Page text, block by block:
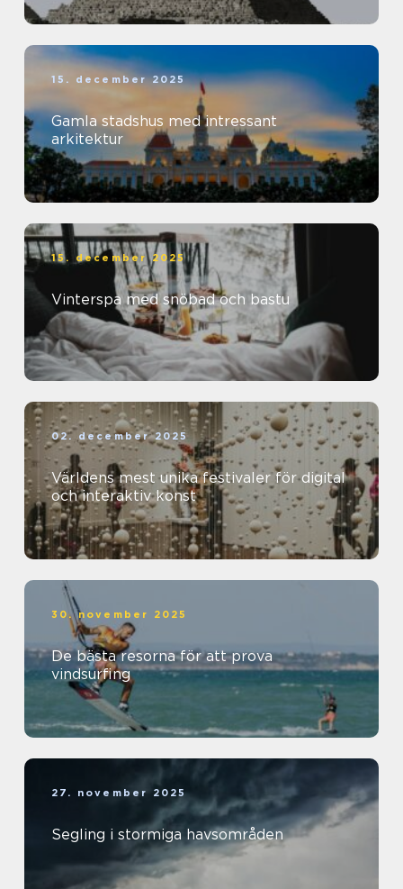
15. december 2025
Gamla stadshus med intressant
arkitektur
15. december 2025
Vinterspa med snöbad och bastu
02. december 2025
Världens mest unika festivaler för digital
och interaktiv konst
30. november 2025
De bästa resorna för att prova
vindsurfing
27. november 2025
Segling i stormiga havsområden